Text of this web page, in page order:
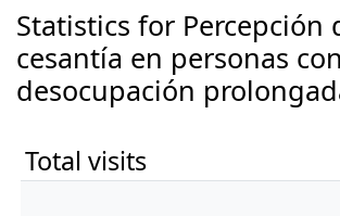
All of DSpace
Statistics for Percepción
cesantía en personas con
desocupación
Total visits